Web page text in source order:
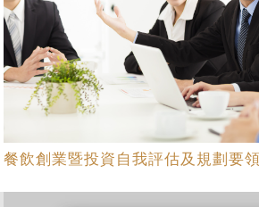
餐飲創業暨投資自我評估及規劃要領